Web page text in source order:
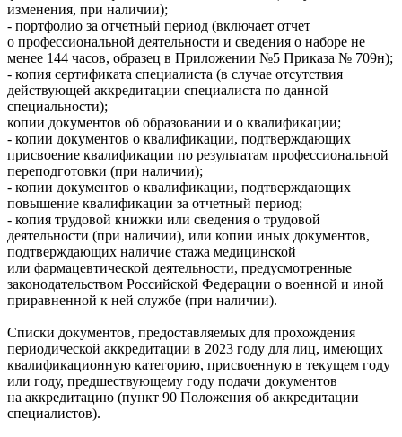
изменения, при наличии);
- портфолио за отчетный период (включает отчет
о профессиональной деятельности и сведения о наборе не
менее 144 часов, образец в Приложении №5 Приказа № 709н);
- копия сертификата специалиста (в случае отсутствия
действующей аккредитации специалиста по данной
специальности);
копии документов об образовании и о квалификации;
- копии документов о квалификации, подтверждающих
присвоение квалификации по результатам профессиональной
переподготовки (при наличии);
- копии документов о квалификации, подтверждающих
повышение квалификации за отчетный период;
- копия трудовой книжки или сведения о трудовой
деятельности (при наличии), или копии иных документов,
подтверждающих наличие стажа медицинской
или фармацевтической деятельности, предусмотренные
законодательством Российской Федерации о военной и иной
приравненной к ней службе (при наличии).
Списки документов, предоставляемых для прохождения
периодической аккредитации в 2023 году для лиц, имеющих
квалификационную категорию, присвоенную в текущем году
или году, предшествующему году подачи документов
на аккредитацию (пункт 90 Положения об аккредитации
специалистов).